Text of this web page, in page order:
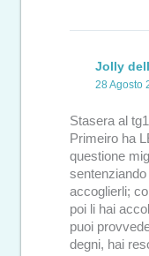
Jolly
28 Agosto
Stasera al
Primeiro ha
questione
sentenziando
accoglierli;
poi li hai
puoi
degni, hai